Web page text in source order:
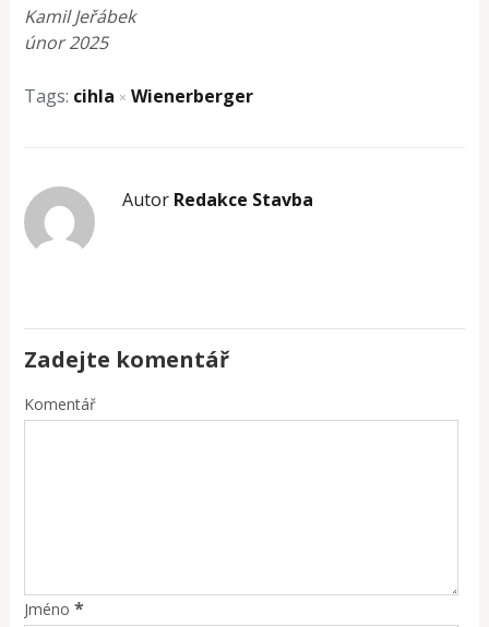
Kamil Jeřábek
únor 2025
Tags: cihla × Wienerberger
Autor Redakce Stavba
Zadejte komentář
Komentář
Jméno *